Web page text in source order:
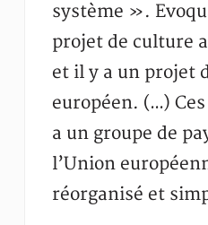
système ».
projet de culture
et il y a un projet
européen. (…)
a un groupe de
l’Union
réorganisé et